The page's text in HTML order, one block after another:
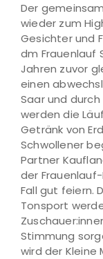
Der
wieder zum
Gesichter und
dm Frauenlauf
Jahren zuvor
einen
Saar und
werden die
Getränk von
Schwollener
Partner
der
Fall gut feiern.
Tonsport
Stimmung
wird der Kleine